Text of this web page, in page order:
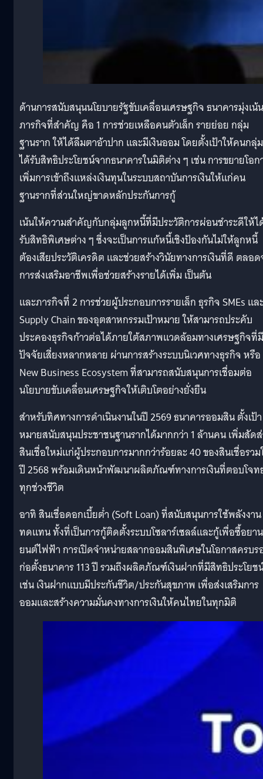
ด้านการสนับสนุนนโยบายรัฐขับเคลื่อนเศรษฐกิจ ธนาคารมุ่งเน้
ภารกิจที่สำคัญ คือ 1 การช่วยเหลือคนตัวเล็ก รายย่อย กลุ่ม
ฐานราก ให้ได้ลืมตาอ้าปาก และมีเงินออม โดยตั้งเป้าให้คนกลุ่
ได้รับสิทธิประโยชน์จากธนาคารในมิติต่าง ๆ เช่น การขยายโอ
เพิ่มการเข้าถึงแหล่งเงินทุนในระบบสถาบันการเงินให้แก่คน
ฐานรากที่ส่วนใหญ่ขาดหลักประกันการกู้
เน้นให้ความสำคัญกับกลุ่มลูกหนี้ที่มีประวัติการผ่อนชำระดีให้ไ
รับสิทธิพิเศษต่าง ๆ ซึ่งจะเป็นการแก้หนี้เชิงป้องกันไม่ให้ลูกหนี้
ต้องเสียประวัติเครดิต และช่วยสร้างวินัยทางการเงินที่ดี ตลอ
การส่งเสริมอาชีพเพื่อช่วยสร้างรายได้เพิ่ม เป็นต้น
และภารกิจที่ 2 การช่วยผู้ประกอบการรายเล็ก ธุรกิจ SMEs แล
Supply Chain ของอุตสาหกรรมเป้าหมาย ให้สามารถประคับ
ประคองธุรกิจก้าวต่อได้ภายใต้สภาพแวดล้อมทางเศรษฐกิจที่มี
ปัจจัยเสี่ยงหลากหลาย ผ่านการสร้างระบบนิเวศทางธุรกิจ หรือ
New Business Ecosystem ที่สามารถสนับสนุนการเชื่อมต่อ
นโยบายขับเคลื่อนเศรษฐกิจให้เติบโตอย่างยั่งยืน
สำหรับทิศทางการดำเนินงานในปี 2569 ธนาคารออมสิน ตั้งเป้า
หมายสนับสนุนประชาชนฐานรากได้มากกว่า 1 ล้านคน เพิ่มสัด
สินเชื่อใหม่แก่ผู้ประกอบการมากกว่าร้อยละ 40 ของสินเชื่อรว
ปี 2568 พร้อมเดินหน้าพัฒนาผลิตภัณฑ์ทางการเงินที่ตอบโจ
ทุกช่วงชีวิต
อาทิ สินเชื่อดอกเบี้ยต่ำ (Soft Loan) ที่สนับสนุนการใช้พลังงาน
ทดแทน ทั้งที่เป็นการกู้ติดตั้งระบบโซลาร์เซลล์และกู้เพื่อซื้อยาน
ยนต์ไฟฟ้า การเปิดจำหน่ายสลากออมสินพิเศษในโอกาสครบร
ก่อตั้งธนาคาร 113 ปี รวมถึงผลิตภัณฑ์เงินฝากที่มีสิทธิประโยช
เช่น เงินฝากแบบมีประกันชีวิต/ประกันสุขภาพ เพื่อส่งเสริมการ
ออมและสร้างความมั่นคงทางการเงินให้คนไทยในทุกมิติ